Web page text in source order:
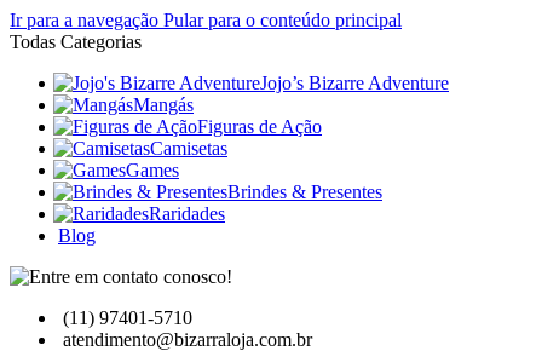
Ir para a navegação Pular para o conteúdo principal
Todas Categorias
Jojo’s Bizarre Adventure
Mangás
Figuras de Ação
Camisetas
Games
Brindes & Presentes
Raridades
Blog
(11) 97401-5710
atendimento@bizarraloja.com.br